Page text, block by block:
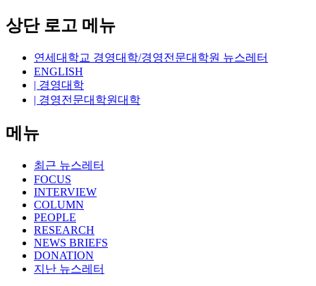
상단 로고 메뉴
연세대학교 경영대학/경영전문대학원 뉴스레터
ENGLISH
| 경영대학
| 경영전문대학원대학
메뉴
최근 뉴스레터
FOCUS
INTERVIEW
COLUMN
PEOPLE
RESEARCH
NEWS BRIEFS
DONATION
지난 뉴스레터